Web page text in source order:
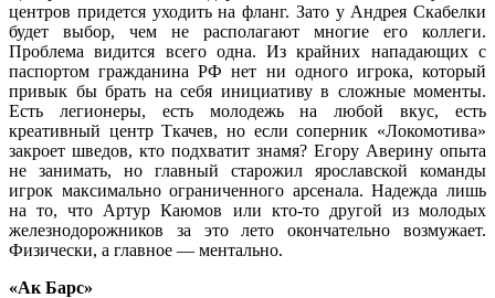
центров придется уходить на фланг. Зато у Андрея Скабелки
будет выбор, чем не располагают многие его коллеги.
Проблема видится всего одна. Из крайних нападающих с
паспортом гражданина РФ нет ни одного игрока, который
привык бы брать на себя инициативу в сложные моменты.
Есть легионеры, есть молодежь на любой вкус, есть
креативный центр Ткачев, но если соперник «Локомотива»
закроет шведов, кто подхватит знамя? Егору Аверину опыта
не занимать, но главный старожил ярославской команды
игрок максимально ограниченного арсенала. Надежда лишь
на то, что Артур Каюмов или кто-то другой из молодых
железнодорожников за это лето окончательно возмужает.
Физически, а главное — ментально.
«Ак Барс»